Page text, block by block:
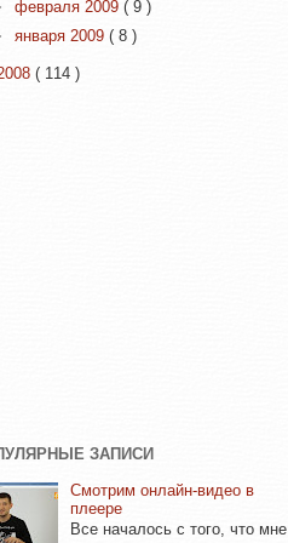
февраля 2009( 9 )
января 2009( 8 )
( 114 )
ЗАПИСИ
Смотрим онлайн-видео в
плеере
Все началось с того, что мне